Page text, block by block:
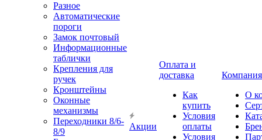
Разное
Автоматические
пороги
Замок почтовый
Информационные
таблички
Крепления для
ручек
Кронштейны
Оконные
механизмы
Переходники 8/6-
8/9
Акции
Оплата и
доставка
Как
купить
Условия
оплаты
Условия
Компания
О